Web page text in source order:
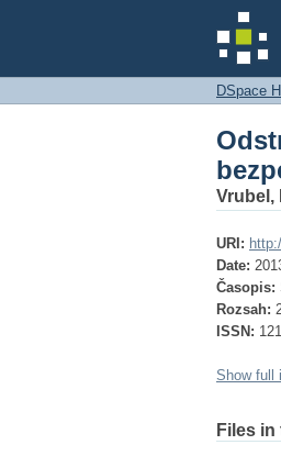
DSpace
Vrubel,
URI:
Date:
Časopis:
Rozsah:
ISSN:
Show full
Files